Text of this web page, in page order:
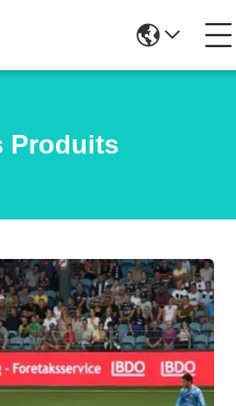
Produits